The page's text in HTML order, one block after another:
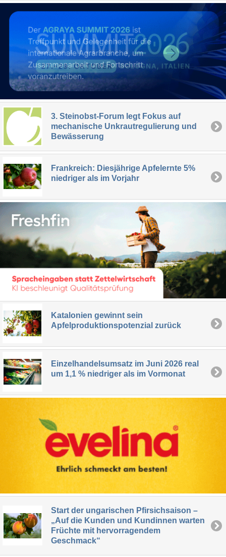
3. Steinobst-Forum legt Fokus auf
mechanische Unkrautregulierung und
Bewässerung
Frankreich: Diesjährige Apfelernte 5%
niedriger als im Vorjahr
Katalonien gewinnt sein
Apfelproduktionspotenzial zurück
Einzelhandelsumsatz im Juni 2026 real
um 1,1 % niedriger als im Vormonat
Start der ungarischen Pfirsichsaison –
„Auf die Kunden und Kundinnen warten
Früchte mit hervorragendem
Geschmack“